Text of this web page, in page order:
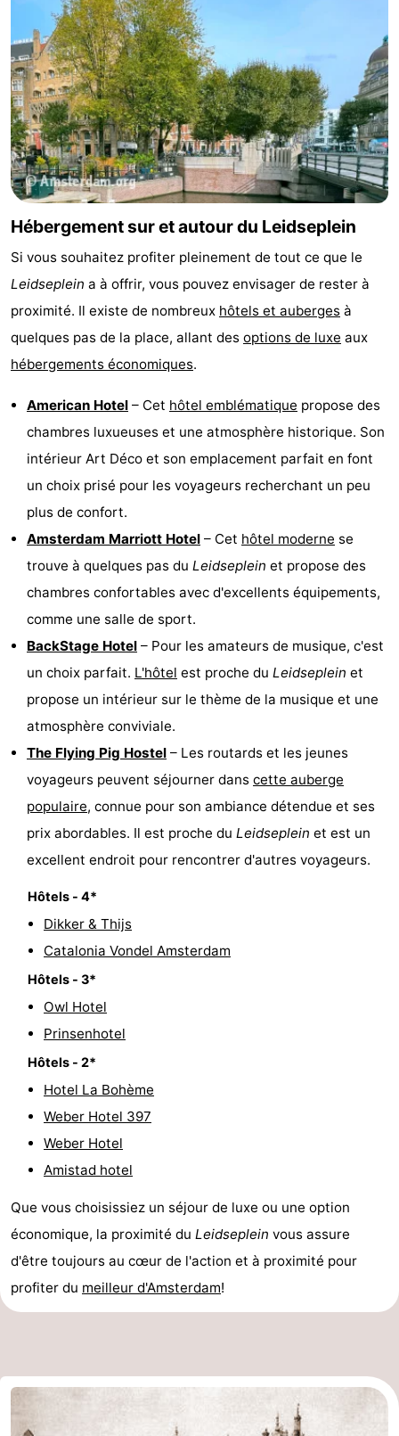
Hébergement sur et autour du Leidseplein
Si vous souhaitez profiter pleinement de tout ce que le
Leidseplein a à offrir, vous pouvez envisager de rester à
proximité. Il existe de nombreux hôtels et auberges à
quelques pas de la place, allant des options de luxe aux
hébergements économiques.
American Hotel – Cet hôtel emblématique propose des
chambres luxueuses et une atmosphère historique. Son
intérieur Art Déco et son emplacement parfait en font
un choix prisé pour les voyageurs recherchant un peu
plus de confort.
Amsterdam Marriott Hotel – Cet hôtel moderne se
trouve à quelques pas du Leidseplein et propose des
chambres confortables avec d'excellents équipements,
comme une salle de sport.
BackStage Hotel – Pour les amateurs de musique, c'est
un choix parfait. L'hôtel est proche du Leidseplein et
propose un intérieur sur le thème de la musique et une
atmosphère conviviale.
The Flying Pig Hostel – Les routards et les jeunes
voyageurs peuvent séjourner dans cette auberge
populaire, connue pour son ambiance détendue et ses
prix abordables. Il est proche du Leidseplein et est un
excellent endroit pour rencontrer d'autres voyageurs.
Hôtels - 4*
Dikker & Thijs
Catalonia Vondel Amsterdam
Hôtels - 3*
Owl Hotel
Prinsenhotel
Hôtels - 2*
Hotel La Bohème
Weber Hotel 397
Weber Hotel
Amistad hotel
Que vous choisissiez un séjour de luxe ou une option
économique, la proximité du Leidseplein vous assure
d'être toujours au cœur de l'action et à proximité pour
profiter du meilleur d'Amsterdam!